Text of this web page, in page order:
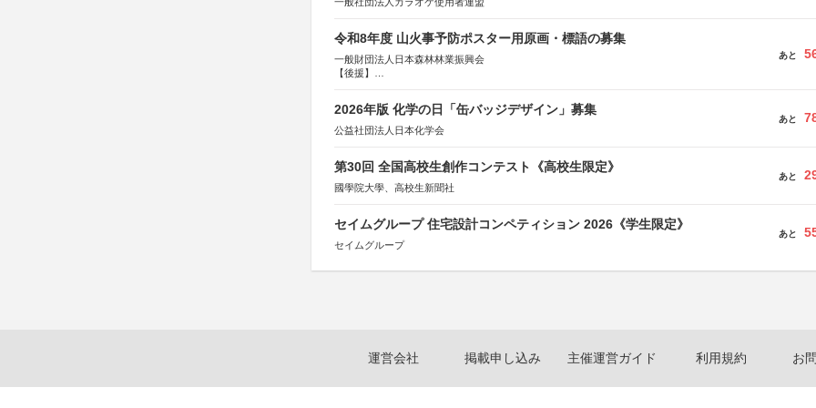
令和8年度 山火事予防ポスター用原画・標語の募集
一般財団法人日本森林林業振興会
【後援】
あと
2026年版 化学の日「缶バッジデザイン」募集
公益社団法人日本化学会
あと
第30回 全国高校生創作コンテスト《高校生限定》
國學院大學、高校生新聞社
あと
セイムグループ 住宅設計コンペティション 2026《学生限定》
セイムグループ
あと
運営会社 掲載申し込み 主催運営ガイド 利用規約 お